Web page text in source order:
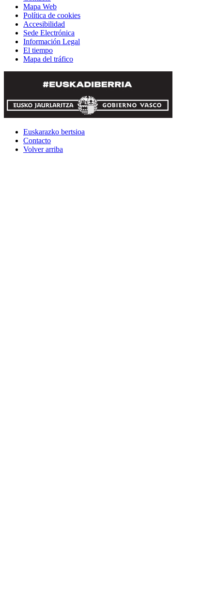
Mapa Web
Política de cookies
Accesibilidad
Sede Electrónica
Información Legal
El tiempo
Mapa del tráfico
Euskarazko bertsioa
Contacto
Volver arriba